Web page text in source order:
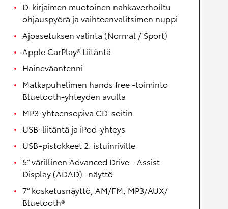
D-kirjaimen muotoinen nahkaverhoiltu
ohjauspyörä ja vaihteenvalitsimen nuppi
Ajoasetuksen valinta (Normal / Sport)
Apple CarPlay® Liitäntä
Haineväantenni
Matkapuhelimen hands free -toiminto
Bluetooth-yhteyden avulla
MP3-yhteensopiva CD-soitin
USB-liitäntä ja iPod-yhteys
USB-pistokkeet 2. istuinriville
5” värillinen Advanced Drive - Assist
Display (ADAD) -näyttö
7” kosketusnäyttö, AM/FM, MP3/AUX/
Bluetooth®